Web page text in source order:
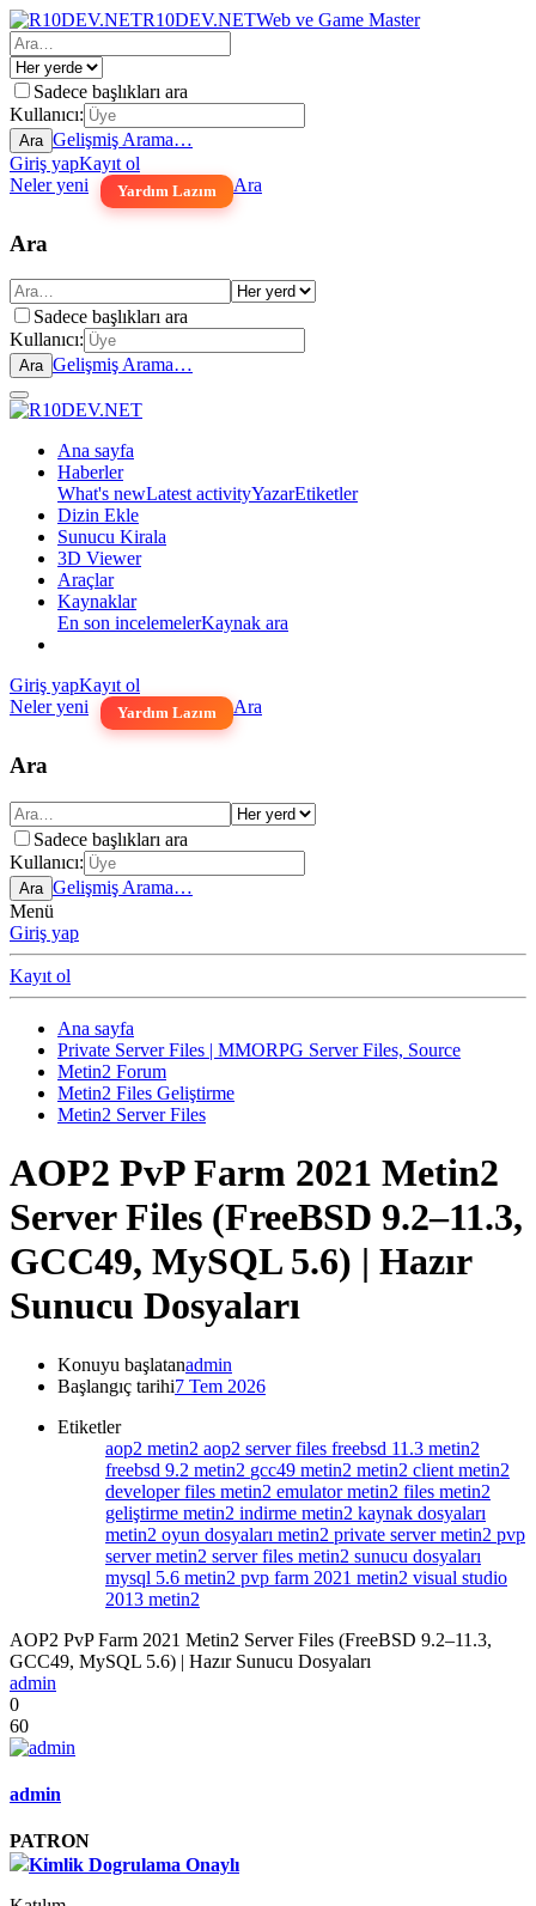
R10DEV.NETWeb ve Game Master
Sadece başlıkları ara
Kullanıcı:
Ara Gelişmiş Arama…
Giriş yapKayıt ol
Neler yeni
Yardım Lazım Ara
Ara
Sadece başlıkları ara
Kullanıcı:
Ara Gelişmiş Arama…
Ana sayfa
Haberler
What's newLatest activityYazarEtiketler
Dizin Ekle
Sunucu Kirala
3D Viewer
Araçlar
Kaynaklar
En son incelemelerKaynak ara
Giriş yapKayıt ol
Neler yeni
Yardım Lazım Ara
Ara
Sadece başlıkları ara
Kullanıcı:
Ara Gelişmiş Arama…
Menü
Giriş yap
Kayıt ol
Ana sayfa
Private Server Files | MMORPG Server Files, Source
Metin2 Forum
Metin2 Files Geliştirme
Metin2 Server Files
AOP2 PvP Farm 2021 Metin2
Server Files (FreeBSD 9.2–11.3,
GCC49, MySQL 5.6) | Hazır
Sunucu Dosyaları
Konuyu başlatanadmin
Başlangıç tarihi7 Tem 2026
Etiketler
aop2 metin2 aop2 server files freebsd 11.3 metin2
freebsd 9.2 metin2 gcc49 metin2 metin2 client metin2
developer files metin2 emulatormetin2 files metin2
geliştirme metin2 indirme metin2 kaynak dosyaları
metin2 oyun dosyaları metin2 private servermetin2 pvp
servermetin2 server files metin2 sunucu dosyaları
mysql 5.6 metin2 pvp farm 2021 metin2 visual studio
2013 metin2
AOP2 PvP Farm 2021 Metin2 Server Files (FreeBSD 9.2–11.3,
GCC49, MySQL 5.6) | Hazır Sunucu Dosyaları
admin
0
60
admin
PATRON
Kimlik Dogrulama Onaylı